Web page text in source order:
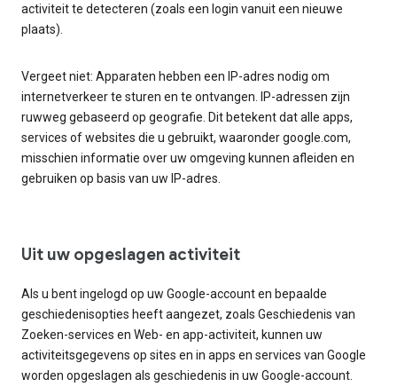
activiteit te detecteren (zoals een login vanuit een nieuwe
plaats).
Vergeet niet: Apparaten hebben een IP-adres nodig om
internetverkeer te sturen en te ontvangen. IP-adressen zijn
ruwweg gebaseerd op geografie. Dit betekent dat alle apps,
services of websites die u gebruikt, waaronder google.com,
misschien informatie over uw omgeving kunnen afleiden en
gebruiken op basis van uw IP-adres.
Uit uw opgeslagen activiteit
Als u bent ingelogd op uw Google-account en bepaalde
geschiedenisopties heeft aangezet, zoals Geschiedenis van
Zoeken-services en Web- en app-activiteit, kunnen uw
activiteitsgegevens op sites en in apps en services van Google
worden opgeslagen als geschiedenis in uw Google-account.